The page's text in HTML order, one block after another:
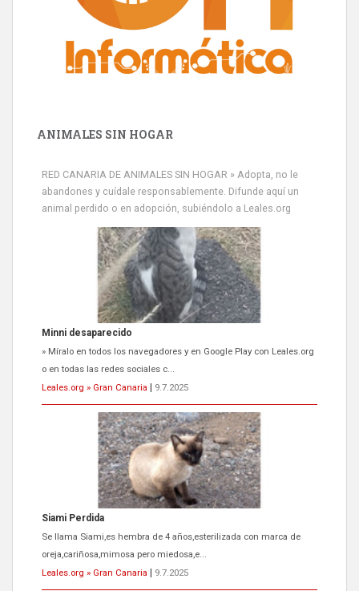
ANIMALES SIN HOGAR
RED CANARIA DE ANIMALES SIN HOGAR » Adopta, no le
abandones y cuídale responsablemente. Difunde aquí un
animal perdido o en adopción, subiéndolo a Leales.org
Leales.org » Gran Canaria
9.7.2025
Siami Perdida
Se llama Siami,es hembra de 4 años,esterilizada con marca de
oreja,cariñosa,mimosa pero miedosa,e...
Leales.org » Gran Canaria
9.7.2025
ADOPCIÓN URGENTE GATA TEROR GRAN CANARIA
El ayuntamiento se va a llevar a Los Gatos callejeros de la zona los
próximos días, ella incluida...
Leales.org » Gran Canaria
9.7.2025